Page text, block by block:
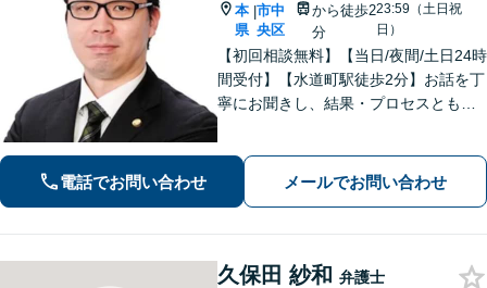
本
県
|市中
央区
から徒歩2
分
23:59（土日祝
日）
【初回相談無料】【当日/夜間/土日24時
間受付】【水道町駅徒歩2分】お話を丁
寧にお聞きし、結果・プロセスともに
電話でお問い合わせ メールでお問い合わせ
久保田 紗和 弁護士